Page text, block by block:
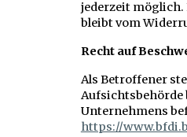
jederzeit
bleibt vom
Recht auf
Als Betroffener
Aufsichtsbehörde
Unternehmens
https://